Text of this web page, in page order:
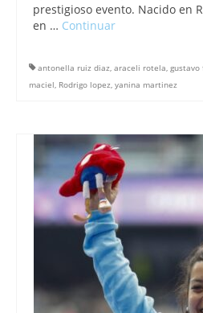
prestigioso evento. Nacido en
en … Continuar
antonella ruiz diaz, araceli rotela, gustavo
maciel, Rodrigo lopez, yanina martinez